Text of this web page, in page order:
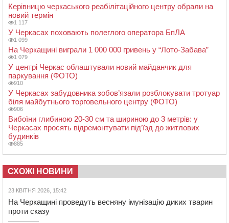
Керівницю черкаського реабілітаційного центру обрали на
новий термін
1 117
У Черкасах поховають полеглого оператора БпЛА
1 099
На Черкащині виграли 1 000 000 гривень у “Лото-Забава”
1 079
У центрі Черкас облаштували новий майданчик для
паркування (ФОТО)
910
У Черкасах забудовника зобов’язали розблокувати тротуар
біля майбутнього торговельного центру (ФОТО)
906
Вибоїни глибиною 20-30 см та шириною до 3 метрів: у
Черкасах просять відремонтувати під’їзд до житлових
будинків
885
СХОЖІ НОВИНИ
23 КВІТНЯ 2026, 15:42
На Черкащині проведуть весняну імунізацію диких тварин
проти сказу